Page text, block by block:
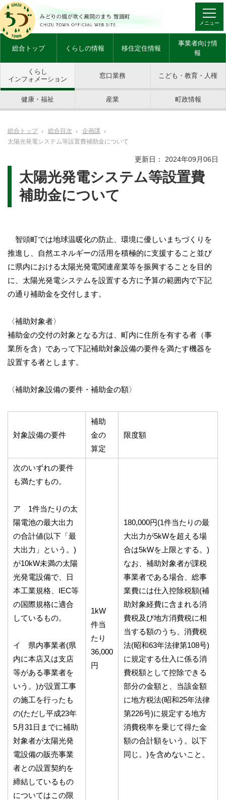
メニュー
総合トップ くらしの情報 移住定住情報
事業者向け情
報
くらし
インフォメーション
窓口業務 こども・教育・人権
健康・福祉 産業 町政情報
総合トップ 総合目次
企画課
太陽光発電システム等設置費補助金について
更新日： 2024年09月06日
太陽光発電システム等設置費
補助金について
智頭町では地球温暖化の防止、環境に優しいまちづくりを
推進し、自然エネルギーの活用を積極的に支援すること並び
に県内における太陽光発電関連産業等を振興することを目的
に、太陽光発電システムを設置する方に予算の範囲内で下記
の通り補助金を交付します。
〈補助対象者〉
補助金の交付の対象となる方は、町内に住所を有する者（事
業所を含）であって下記補助対象設備の要件を満たす機器を
設置する者とします。
〈補助対象設備の要件・補助金の額〉
対象設備の要件
補助
金の
算定
限度額
次のいずれの要件
も満たすもの。
ア 1件当たりの太
陽電池の最大出力
の合計値(以下「最
大出力」という。)
が10kW未満の太陽
光発電設備で、日
本工業規格、IEC等
の国際規格に適合
しているもの。
イ 県内事業者(県
内に本店又は支店
等がある事業者を
いう。)が設置工事
の施工を行ったも
の(ただし平成23年
5月31日までに補助
対象者が太陽光発
電設備の販売事業
者との設置契約を
締結しているもの
についてはこの限
1kW
件当
たり
36,000
円
180,000円(1件当たりの最
大出力が5kWを超える場
合は5kWを上限とする。)
なお、補助対象者が課税
事業者である場合、総事
業費には仕入控除税額(補
助対象経費に含まれる消
費税及び地方消費税に相
当する額のうち、消費税
法(昭和63年法律第108号)
に規定する仕入に係る消
費税額として控除できる
部分の金額と、当該金額
に地方税法(昭和25年法律
第226号)に規定する地方
消費税率を乗じて得た金
額の合計額をいう。以下
同じ。)を含めないこと。